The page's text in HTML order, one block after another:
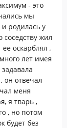
- это
мы
родилась у
жил
оскарблял ,
лет имея
он отвечал
меня
я тварь ,
, но потом
будет без